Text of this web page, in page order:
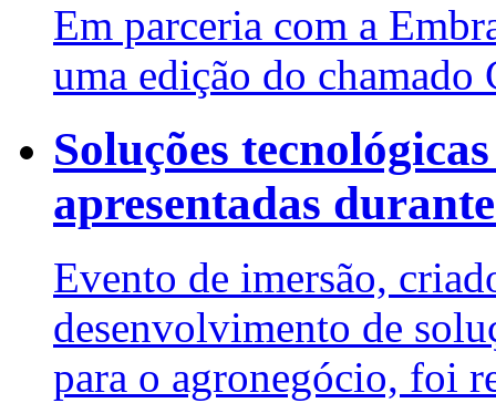
Em parceria com a
uma edição do
Soluções
apresentadas
Evento de imersão,
desenvolvimento de
para o agronegócio, foi